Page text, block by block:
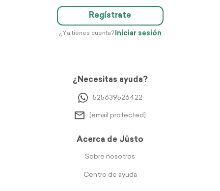
Regístrate
¿Ya tienes cuenta? Iniciar sesión
¿Necesitas ayuda?
525639526422
[email protected]
Acerca de Jüsto
Sobre nosotros
Centro de ayuda